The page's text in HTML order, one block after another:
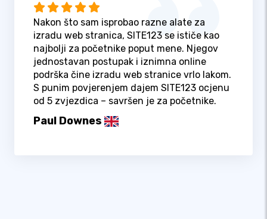
Nakon što sam isprobao razne alate za
izradu web stranica, SITE123 se ističe kao
najbolji za početnike poput mene. Njegov
jednostavan postupak i iznimna online
podrška čine izradu web stranice vrlo lakom.
S punim povjerenjem dajem SITE123 ocjenu
od 5 zvjezdica – savršen je za početnike.
Paul Downes